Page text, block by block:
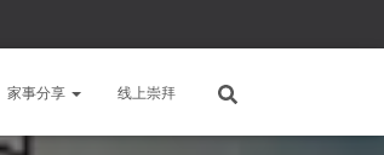
家事分享 线上崇拜